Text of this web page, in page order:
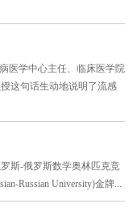
医学中心主任、临床医学院
这句话生动地说明了流感
斯-俄罗斯数学奥林匹克竞
Russian University)金牌...